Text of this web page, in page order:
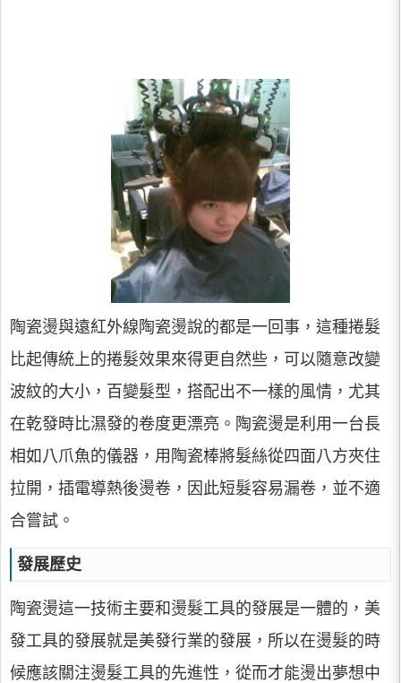
陶瓷燙與遠紅外線陶瓷燙說的都是一回事，這種捲髮
比起傳統上的捲髮效果來得更自然些，可以隨意改變
波紋的大小，百變髮型，搭配出不一樣的風情，尤其
在乾發時比濕發的卷度更漂亮。陶瓷燙是利用一台長
相如八爪魚的儀器，用陶瓷棒將髮絲從四面八方夾住
拉開，插電導熱後燙卷，因此短髮容易漏卷，並不適
合嘗試。
發展歷史
陶瓷燙這一技術主要和燙髮工具的發展是一體的，美
發工具的發展就是美發行業的發展，所以在燙髮的時
候應該關注燙髮工具的先進性，從而才能燙出夢想中